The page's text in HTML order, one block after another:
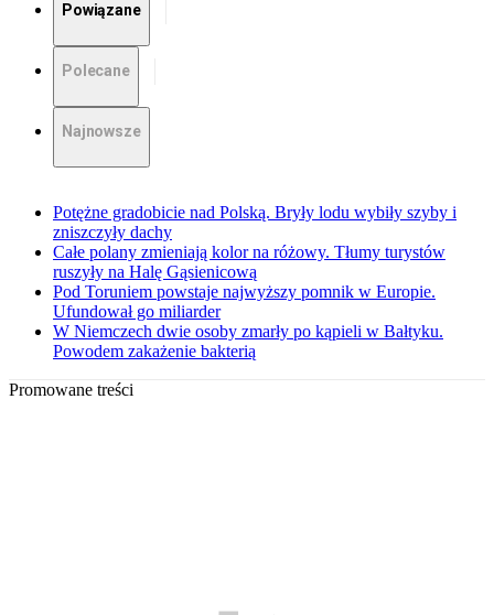
Powiązane
Polecane
Najnowsze
Potężne gradobicie nad Polską. Bryły lodu wybiły szyby i
zniszczyły dachy
Całe polany zmieniają kolor na różowy. Tłumy turystów
ruszyły na Halę Gąsienicową
Pod Toruniem powstaje najwyższy pomnik w Europie.
Ufundował go miliarder
W Niemczech dwie osoby zmarły po kąpieli w Bałtyku.
Powodem zakażenie bakterią
Promowane treści